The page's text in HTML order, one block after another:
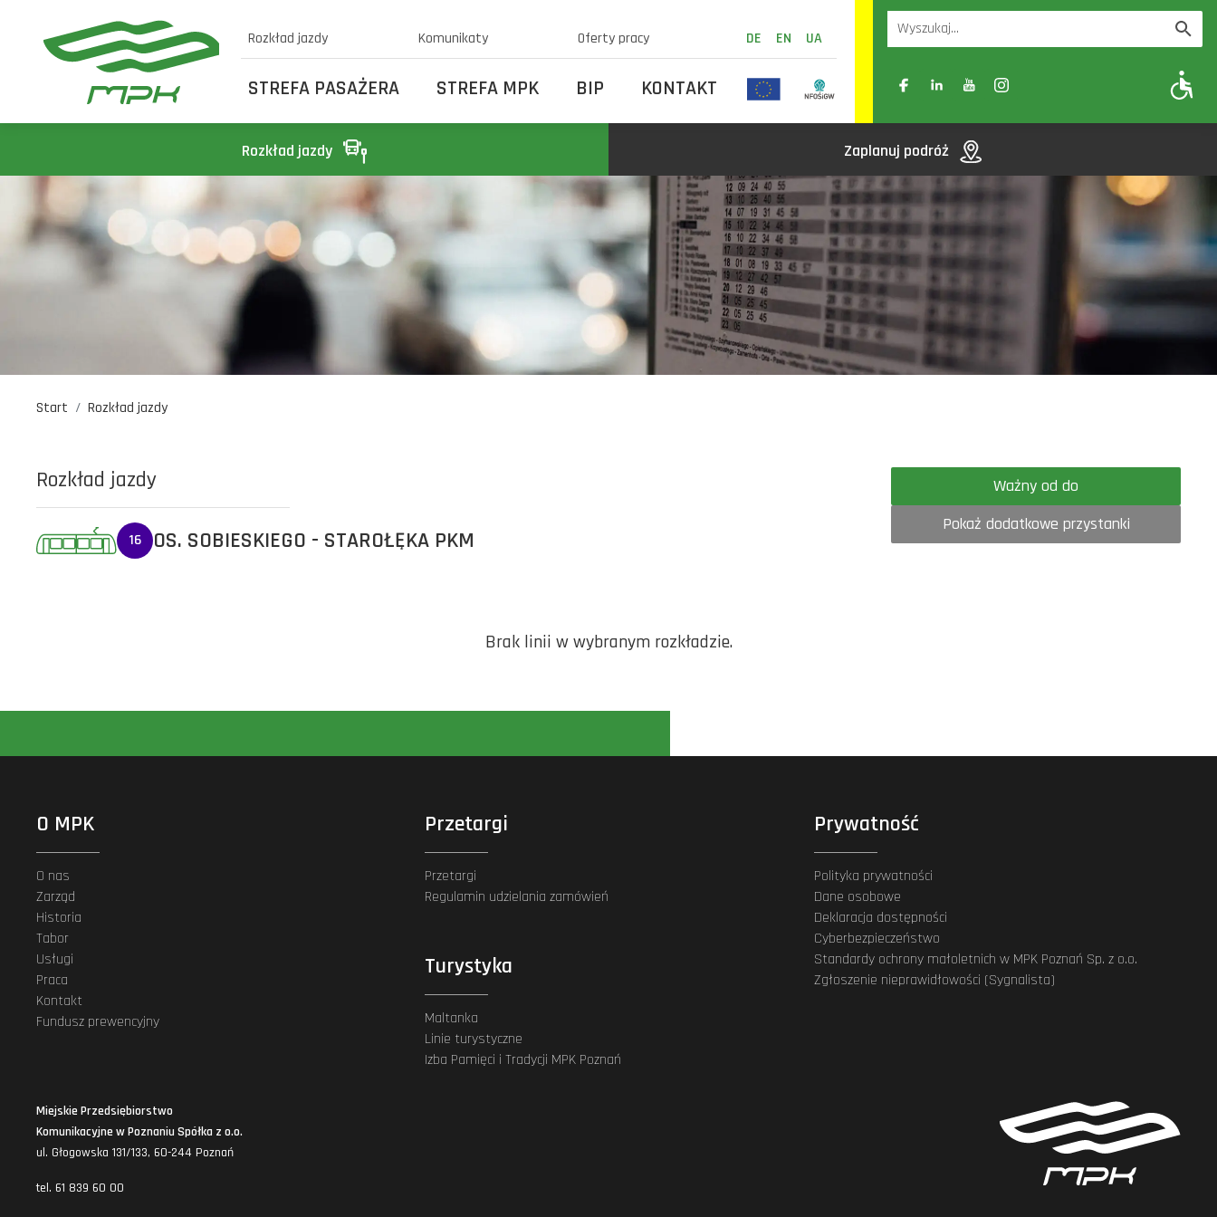
Rozkład jazdy Komunikaty Oferty pracy DE EN UA
STREFA PASAŻERA STREFA MPK BIP KONTAKT A- A A+
Rozkład jazdy Zaplanuj podróż
Start Rozkład jazdy
Rozkład jazdy
16 OS. SOBIESKIEGO - STAROŁĘKA PKM
Ważny od do
Pokaż dodatkowe przystanki
Brak linii w wybranym rozkładzie.
O MPK
O nas
Zarząd
Historia
Tabor
Usługi
Praca
Kontakt
Fundusz prewencyjny
Przetargi
Przetargi
Regulamin udzielania zamówień
Turystyka
Maltanka
Linie turystyczne
Izba Pamięci i Tradycji MPK Poznań
Prywatność
Polityka prywatności
Dane osobowe
Deklaracja dostępności
Cyberbezpieczeństwo
Standardy ochrony małoletnich w MPK Poznań Sp. z o.o.
Zgłoszenie nieprawidłowości (Sygnalista)
Miejskie Przedsiębiorstwo
Komunikacyjne w Poznaniu Spółka z o.o.
ul. Głogowska 131/133, 60-244 Poznań
tel. 61 839 60 00